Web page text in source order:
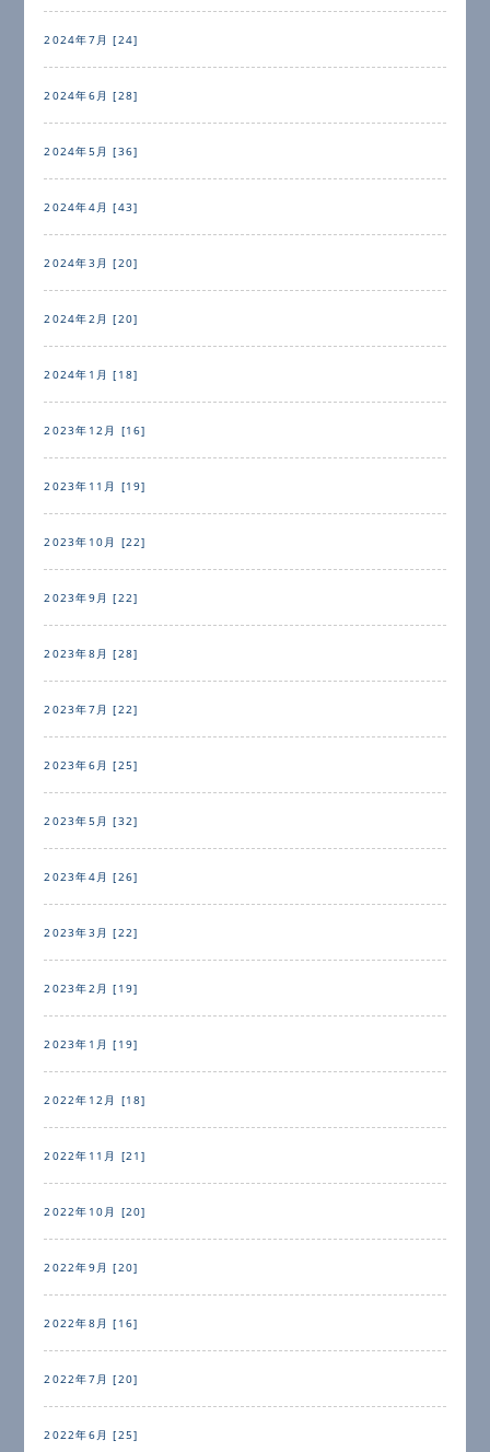
2024年7月 [24]
2024年6月 [28]
2024年5月 [36]
2024年4月 [43]
2024年3月 [20]
2024年2月 [20]
2024年1月 [18]
2023年12月 [16]
2023年11月 [19]
2023年10月 [22]
2023年9月 [22]
2023年8月 [28]
2023年7月 [22]
2023年6月 [25]
2023年5月 [32]
2023年4月 [26]
2023年3月 [22]
2023年2月 [19]
2023年1月 [19]
2022年12月 [18]
2022年11月 [21]
2022年10月 [20]
2022年9月 [20]
2022年8月 [16]
2022年7月 [20]
2022年6月 [25]